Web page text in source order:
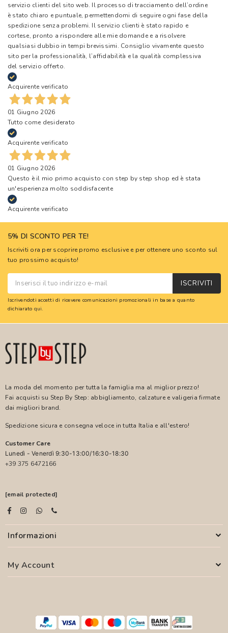
servizio clienti del sito web. Il processo di tracciamento dell’ordine
è stato chiaro e puntuale, permettendomi di seguire ogni fase della
spedizione senza problemi. Il servizio clienti è stato rapido e
cortese, pronto a rispondere alle mie domande e a risolvere
qualsiasi dubbio in tempi brevissimi. Consiglio vivamente questo
sito per la professionalità, l’affidabilità e la qualità complessiva
del servizio offerto.
Acquirente verificato
01 Giugno 2026
Tutto come desiderato
Acquirente verificato
01 Giugno 2026
Questo è il mio primo acquisto con step by step shop ed è stata
un'esperienza molto soddisfacente
Acquirente verificato
5% DI SCONTO PER TE!
Iscriviti ora per scoprire promo esclusive e per ottenere uno sconto sul
tuo prossimo acquisto!
ISCRIVITI
Iscrivendoti accetti di ricevere comunicazioni promozionali in base a quanto
dichiarato qui.
La moda del momento per tutta la famiglia ma al miglior prezzo!
Fai acquisti su Step By Step: abbigliamento, calzature e valigeria firmate
dai migliori brand.
Spedizione sicura e consegna veloce in tutta Italia e all'estero!
Customer Care
Lunedì - Venerdì 9:30-13:00/16:30-18:30
+39 375 6472166
[email protected]
Informazioni
My Account